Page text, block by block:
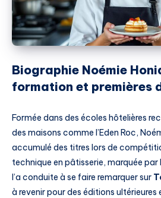
Biographie Noémie
formation et premières
Formée dans des écoles hôtelières
des maisons comme l’Eden Roc,
accumulé des titres lors de
technique en pâtisserie, marquée par
l’a conduite à se faire remarquer sur
à revenir pour des éditions ultérieures